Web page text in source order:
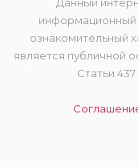
информационный
ознакомительный
является публичной
Статьи